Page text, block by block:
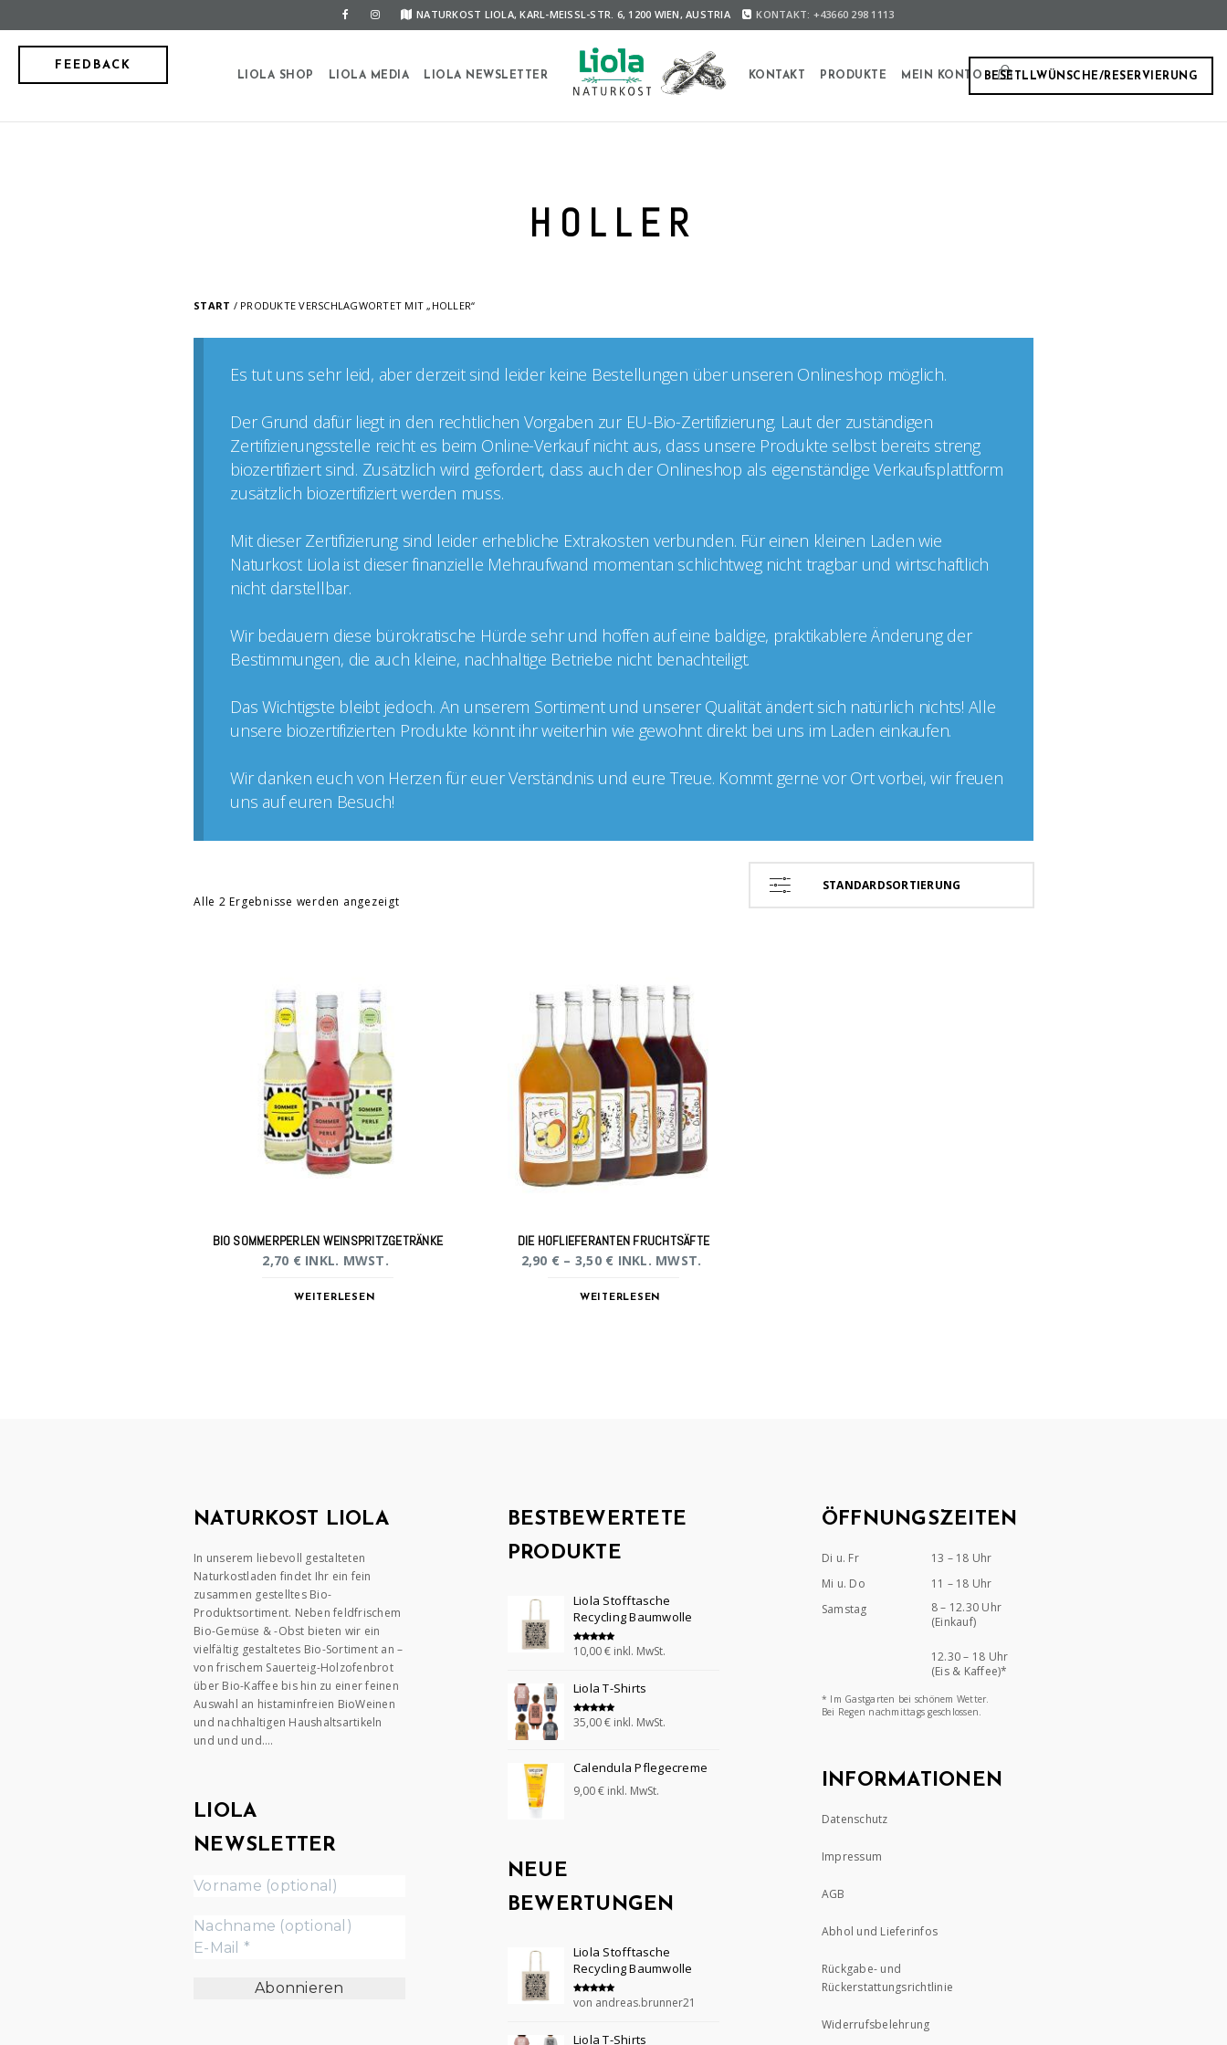
NATURKOST LIOLA, KARL-MEISSL-STR. 6, 1200 WIEN, AUSTRIA KONTAKT: +43660 298 1113
FEEDBACK
BESETLLWÜNSCHE/RESERVIERUNG
LIOLA SHOP LIOLA MEDIA LIOLA NEWSLETTER KONTAKT PRODUKTE MEIN KONTO
HOLLER
START / PRODUKTE VERSCHLAGWORTET MIT „HOLLER“
Es tut uns sehr leid, aber derzeit sind leider keine Bestellungen über unseren Onlineshop möglich.
Der Grund dafür liegt in den rechtlichen Vorgaben zur EU-Bio-Zertifizierung. Laut der zuständigen
Zertifizierungsstelle reicht es beim Online-Verkauf nicht aus, dass unsere Produkte selbst bereits streng
biozertifiziert sind. Zusätzlich wird gefordert, dass auch der Onlineshop als eigenständige Verkaufsplattform
zusätzlich biozertifiziert werden muss.
Mit dieser Zertifizierung sind leider erhebliche Extrakosten verbunden. Für einen kleinen Laden wie
Naturkost Liola ist dieser finanzielle Mehraufwand momentan schlichtweg nicht tragbar und wirtschaftlich
nicht darstellbar.
Wir bedauern diese bürokratische Hürde sehr und hoffen auf eine baldige, praktikablere Änderung der
Bestimmungen, die auch kleine, nachhaltige Betriebe nicht benachteiligt.
Das Wichtigste bleibt jedoch. An unserem Sortiment und unserer Qualität ändert sich natürlich nichts! Alle
unsere biozertifizierten Produkte könnt ihr weiterhin wie gewohnt direkt bei uns im Laden einkaufen.
Wir danken euch von Herzen für euer Verständnis und eure Treue. Kommt gerne vor Ort vorbei, wir freuen
uns auf euren Besuch!
Alle 2 Ergebnisse werden angezeigt
STANDARDSORTIERUNG
BIO SOMMERPERLEN WEINSPRITZGETRÄNKE
2,70 € INKL. MWST.
WEITERLESEN
DIE HOFLIEFERANTEN FRUCHTSÄFTE
2,90 € – 3,50 € INKL. MWST.
WEITERLESEN
NATURKOST LIOLA
In unserem liebevoll gestalteten
Naturkostladen findet Ihr ein fein
zusammen gestelltes Bio-
Produktsortiment. Neben feldfrischem
Bio-Gemüse & -Obst bieten wir ein
vielfältig gestaltetes Bio-Sortiment an –
von frischem Sauerteig-Holzofenbrot
über Bio-Kaffee bis hin zu einer feinen
Auswahl an histaminfreien BioWeinen
und nachhaltigen Haushaltsartikeln
und und und….
LIOLA
NEWSLETTER
BESTBEWERTETE
PRODUKTE
Liola Stofftasche
Recycling Baumwolle
Bewertet mit
5.00
10,00€ inkl. MwSt.
Liola T-Shirts
Bewertet mit
5.00
35,00€ inkl. MwSt.
Calendula Pflegecreme
9,00€ inkl. MwSt.
NEUE
BEWERTUNGEN
Liola Stofftasche
Recycling Baumwolle
Bewertet mit
von andreas.brunner21
Liola T-Shirts
ÖFFNUNGSZEITEN
Di u. Fr
13 – 18 Uhr
Mi u. Do
11 – 18 Uhr
Samstag
8 – 12.30 Uhr
(Einkauf)
12.30 – 18 Uhr
(Eis & Kaffee)*
* Im Gastgarten bei schönem Wetter.
Bei Regen nachmittags geschlossen.
INFORMATIONEN
Datenschutz
Impressum
AGB
Abhol und Lieferinfos
Rückgabe- und
Rückerstattungsrichtlinie
Widerrufsbelehrung